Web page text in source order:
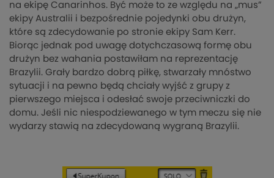
na ekipę Canarinhos. Być może to ze względu na „mus”
ekipy Australii i bezpośrednie pojedynki obu drużyn,
które są zdecydowanie po stronie ekipy Sam Kerr.
Biorąc jednak pod uwagę dotychczasową formę obu
drużyn bez wahania postawiłam na reprezentację
Brazylii. Grały bardzo dobrą piłkę, stwarzały mnóstwo
sytuacji i na pewno będą chciały wyjść z grupy z
pierwszego miejsca i odesłać swoje przeciwniczki do
domu. Jeśli nic niespodziewanego w tym meczu się nie
wydarzy stawią na zdecydowaną wygraną Brazylii.